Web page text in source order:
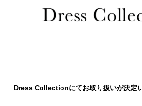
Dress Collectionにてお取り扱いが決定